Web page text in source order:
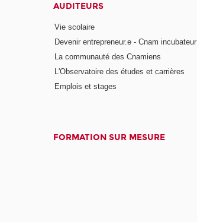
AUDITEURS
Vie scolaire
Devenir entrepreneur.e - Cnam incubateur
La communauté des Cnamiens
L'Observatoire des études et carrières
Emplois et stages
FORMATION SUR MESURE